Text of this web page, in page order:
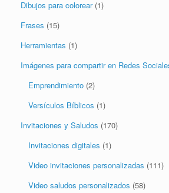
Dibujos para colorear (1)
Frases (15)
Herramientas (1)
Imágenes para compartir en Redes
Emprendimiento (2)
Versículos Bíblicos (1)
Invitaciones y Saludos (170)
Invitaciones digitales (1)
Video invitaciones personalizadas (111)
Video saludos personalizados (58)